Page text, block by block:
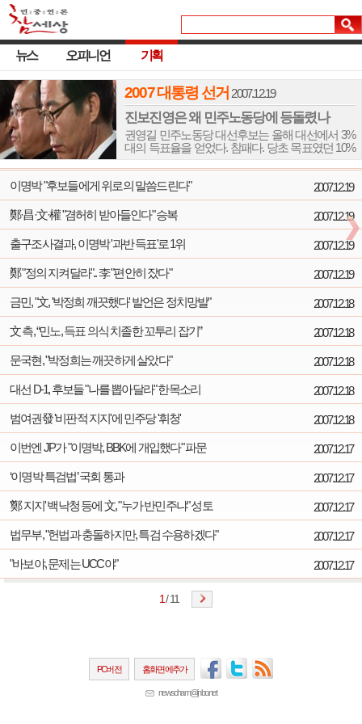
뉴스 오피니언 기획
2007 대통령 선거 2007.12.19
진보진영은 왜 민주노동당에 등돌렸나
권영길 민주노동당 대선후보는 올해 대선에서 3%
대의 득표율을 얻었다. 참패다. 당초 목표였던 10%
득표율 달성, 최소 300만 표 획득에 한참 못 미친다.
지난 16대 대선과 비교하면 득표율은 비슷하지만,
올해 대선의 낮은 투표율을 고려하면 득표 수는 70
만 표로 100만 표에 근접했던 지난 대선보다 적은
표를 얻었다.
이명박 "후보들에게 위로의 말씀드린다"
2007.12.19
鄭·昌·文·權 "겸허히 받아들인다" 승복
2007.12.19
출구조사결과, 이명박 '과반 득표'로 1위
2007.12.19
鄭 "정의 지켜달라".. 李 "편안히 잤다"
2007.12.19
금민, "文, '박정희 깨끗했다' 발언은 정치망발"
2007.12.18
文 측, “민노, 득표 의식 치졸한 꼬투리 잡기”
2007.12.18
문국현, "박정희는 깨끗하게 살았다"
2007.12.18
대선 D-1, 후보들 "나를 뽑아달라" 한목소리
2007.12.18
범여권發 '비판적 지지'에 민주당 '휘청'
2007.12.18
이번엔 JP가 "이명박, BBK에 개입했다" 파문
2007.12.17
‘이명박 특검법’ 국회 통과
2007.12.17
'鄭 지지' 백낙청 등에 文, "누가 반민주냐" 성토
2007.12.17
법무부, "헌법과 충돌하지만, 특검 수용하겠다"
2007.12.17
"바보야, 문제는 UCC야"
2007.12.17
1/11
PC버전 홈화면에추가
newscham@jinbo.net